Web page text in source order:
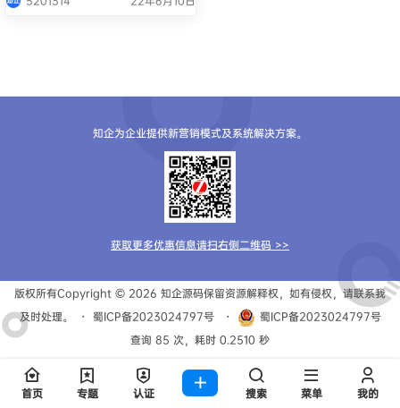
知企为企业提供新营销模式及系统解决方案。
获取更多优惠信息请扫右侧二维码 >>
版权所有Copyright © 2026 知企源码保留资源解释权，如有侵权，请联系我
及时处理。
・ 蜀ICP备2023024797号 ・
蜀ICP备2023024797号
查询 85 次，耗时 0.2510 秒
首页 专题 认证 搜索 菜单 我的